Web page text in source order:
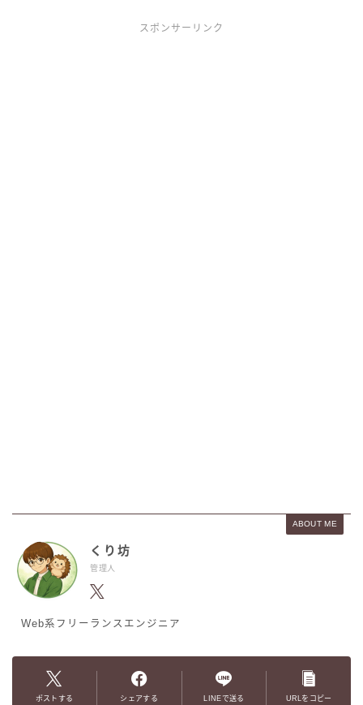
スポンサーリンク
ABOUT ME
くり坊
管理人
Web系フリーランスエンジニア
ポストする シェアする LINEで送る URLをコピー